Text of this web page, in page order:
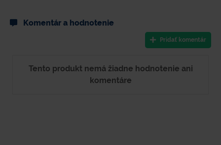
Komentár a hodnotenie
Pridať komentár
Tento produkt nemá žiadne hodnotenie ani
komentáre